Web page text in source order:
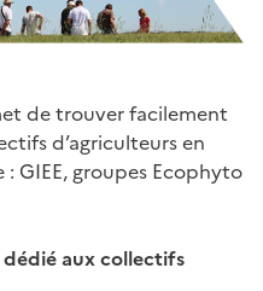
de trouver facilement
d’agriculteurs en
GIEE, groupes Ecophyto
aux collectifs